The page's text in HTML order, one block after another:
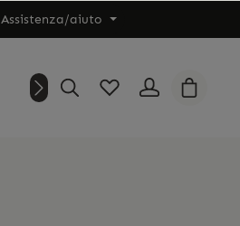
Assistenza/aiuto
Outlet Chi siamo